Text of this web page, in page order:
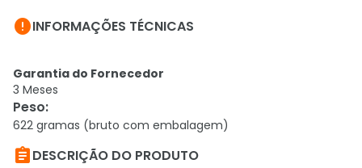
INFORMAÇÕES TÉCNICAS
Garantia do Fornecedor
3 Meses
Peso:
622 gramas (bruto com embalagem)
DESCRIÇÃO DO PRODUTO